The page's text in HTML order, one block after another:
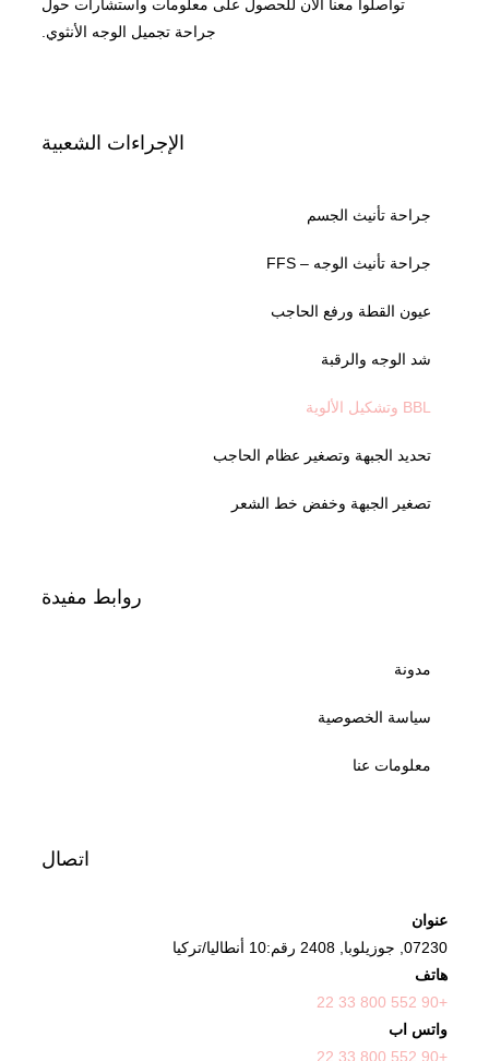
تواصلوا معنا الآن للحصول على معلومات واستشارات حول
جراحة تجميل الوجه الأنثوي.
الإجراءات الشعبية
جراحة تأنيث الجسم
جراحة تأنيث الوجه – FFS
عيون القطة ورفع الحاجب
شد الوجه والرقبة
BBL وتشكيل الألوية
تحديد الجبهة وتصغير عظام الحاجب
تصغير الجبهة وخفض خط الشعر
روابط مفيدة
مدونة
سياسة الخصوصية
معلومات عنا
اتصال
عنوان
07230, جوزيلوبا, 2408 رقم:10 أنطاليا/تركيا
هاتف
+90 552 800 33 22
واتس اب
+90 552 800 33 22